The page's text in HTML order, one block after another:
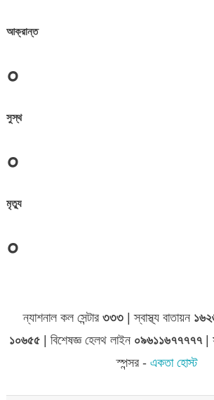
আক্রান্ত
০
সুস্থ
০
মৃত্যু
০
ন্যাশনাল কল সেন্টার ৩৩৩| স্বাস্থ্য বাতায়ন
১০৬৫৫ | বিশেষজ্ঞ হেলথ লাইন ০৯৬১১৬৭৭৭৭৭|
স্পন্সর - একতা হোস্ট